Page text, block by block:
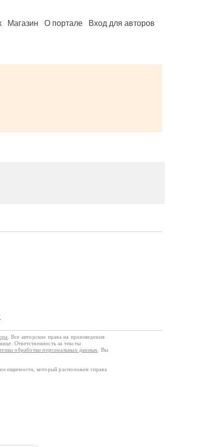
Магазин О портале Вход для авторов
. Все авторские права на произведения
Ответственность за тексты
обработки персональных данных
. Вы
который расположен справа